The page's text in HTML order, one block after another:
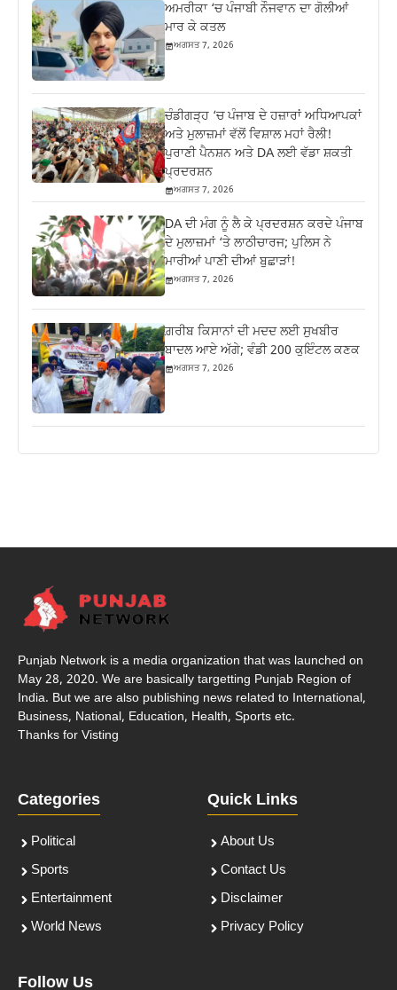
ਅਮਰੀਕਾ ‘ਚ ਪੰਜਾਬੀ ਨੌਜਵਾਨ ਦਾ ਗੋਲੀਆਂ
ਮਾਰ ਕੇ ਕਤਲ
ਅਗਸਤ 7, 2026
ਚੰਡੀਗੜ੍ਹ ‘ਚ ਪੰਜਾਬ ਦੇ ਹਜ਼ਾਰਾਂ ਅਧਿਆਪਕਾਂ
ਅਤੇ ਮੁਲਾਜ਼ਮਾਂ ਵੱਲੋਂ ਵਿਸ਼ਾਲ ਮਹਾਂ ਰੈਲੀ!
ਪੁਰਾਣੀ ਪੈਨਸ਼ਨ ਅਤੇ DA ਲਈ ਵੱਡਾ ਸ਼ਕਤੀ
ਪ੍ਰਦਰਸ਼ਨ
ਅਗਸਤ 7, 2026
DA ਦੀ ਮੰਗ ਨੂੰ ਲੈ ਕੇ ਪ੍ਰਦਰਸ਼ਨ ਕਰਦੇ ਪੰਜਾਬ
ਦੇ ਮੁਲਾਜ਼ਮਾਂ ‘ਤੇ ਲਾਠੀਚਾਰਜ; ਪੁਲਿਸ ਨੇ
ਮਾਰੀਆਂ ਪਾਣੀ ਦੀਆਂ ਬੁਛਾੜਾਂ!
ਅਗਸਤ 7, 2026
ਗ਼ਰੀਬ ਕਿਸਾਨਾਂ ਦੀ ਮਦਦ ਲਈ ਸੁਖਬੀਰ
ਬਾਦਲ ਆਏ ਅੱਗੇ; ਵੰਡੀ 200 ਕੁਇੰਟਲ ਕਣਕ
ਅਗਸਤ 7, 2026
Punjab Network is a media organization that was launched on
May 28, 2020. We are basically targetting Punjab Region of
India. But we are also publishing news related to International,
Business, National, Education, Health, Sports etc.
Thanks for Visting
Categories
Political
Sports
Entertainment
World News
Quick Links
About Us
Contact Us
Disclaimer
Privacy Policy
Follow Us